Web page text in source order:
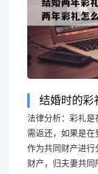
结婚时的彩
法律分析：彩礼
需返还，如果是
作为共同财产进行
财产，归夫妻共同